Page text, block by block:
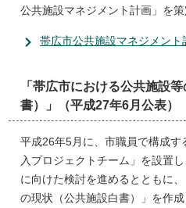
公共施設マネジメント計画」を策
帯広市公共施設マネジメント
「帯広市における公共施設
書）」（平成27年6月公表）
平成26年5月に、市職員で構成
入プロジェクトチーム」を設置
に向けた検討を進めるとともに
の現状（公共施設白書）」を作成